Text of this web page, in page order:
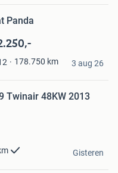
Panda
178.750 km 3 aug 26
Twinair 48KW 2013
Gisteren